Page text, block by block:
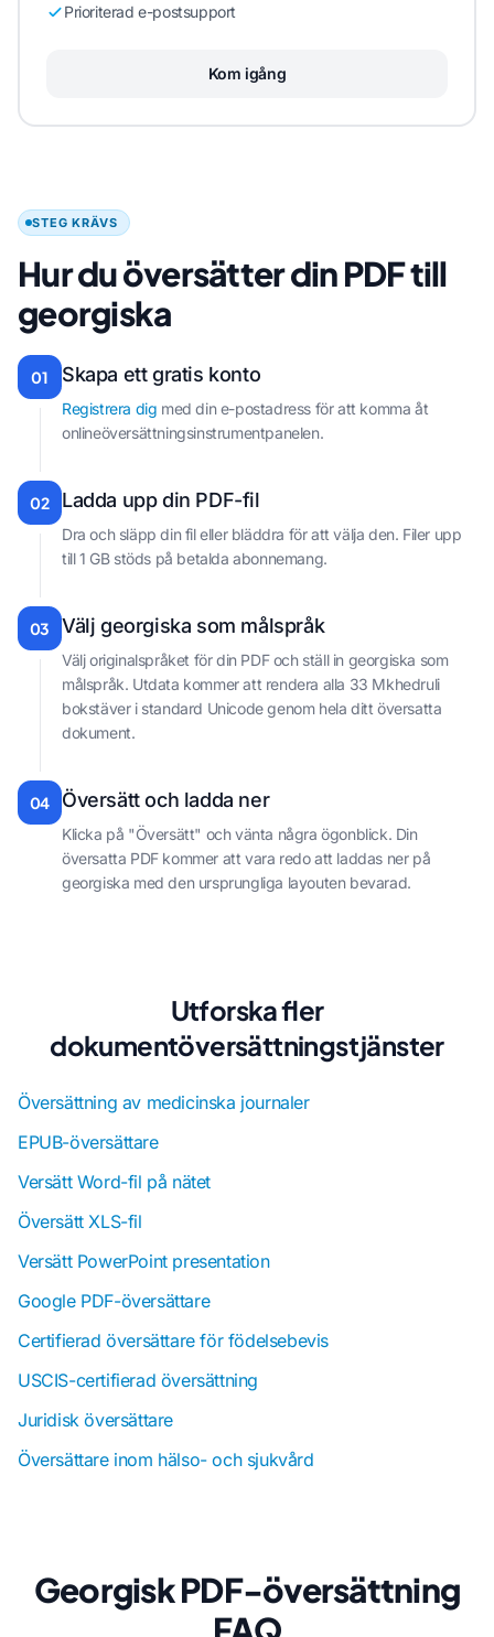
Prioriterad e-postsupport
Kom igång
STEG KRÄVS
Hur du översätter din PDF till
georgiska
01 Skapa ett gratis konto
Registrera dig med din e-postadress för att komma åt
onlineöversättningsinstrumentpanelen.
02 Ladda upp din PDF-fil
Dra och släpp din fil eller bläddra för att välja den. Filer upp
till 1 GB stöds på betalda abonnemang.
03 Välj georgiska som målspråk
Välj originalspråket för din PDF och ställ in georgiska som
målspråk. Utdata kommer att rendera alla 33 Mkhedruli
bokstäver i standard Unicode genom hela ditt översatta
dokument.
04 Översätt och ladda ner
Klicka på "Översätt" och vänta några ögonblick. Din
översatta PDF kommer att vara redo att laddas ner på
georgiska med den ursprungliga layouten bevarad.
Utforska fler
dokumentöversättningstjänster
Översättning av medicinska journaler
EPUB-översättare
Versätt Word-fil på nätet
Översätt XLS-fil
Versätt PowerPoint presentation
Google PDF-översättare
Certifierad översättare för födelsebevis
USCIS-certifierad översättning
Juridisk översättare
Översättare inom hälso- och sjukvård
Georgisk PDF-översättning